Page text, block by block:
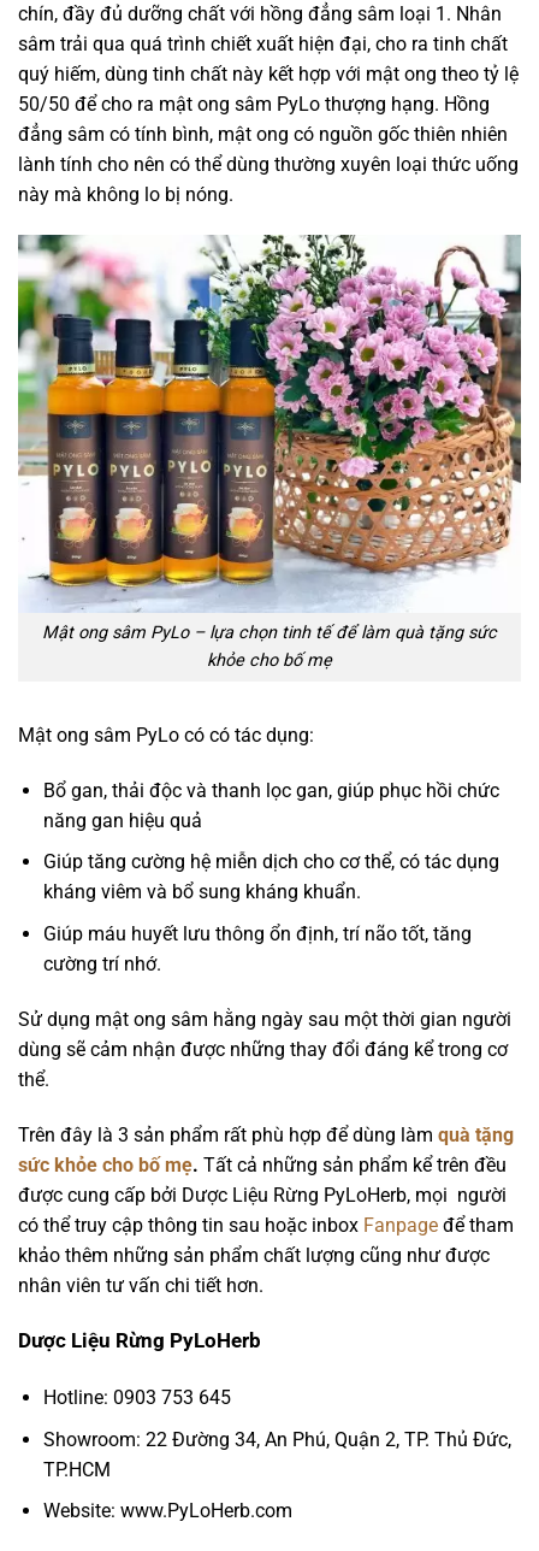
chín, đầy đủ dưỡng chất với hồng đẳng sâm loại 1. Nhân
sâm trải qua quá trình chiết xuất hiện đại, cho ra tinh chất
quý hiếm, dùng tinh chất này kết hợp với mật ong theo tỷ lệ
50/50 để cho ra mật ong sâm PyLo thượng hạng. Hồng
đẳng sâm có tính bình, mật ong có nguồn gốc thiên nhiên
lành tính cho nên có thể dùng thường xuyên loại thức uống
này mà không lo bị nóng.
Mật ong sâm PyLo – lựa chọn tinh tế để làm quà tặng sức
khỏe cho bố mẹ
Mật ong sâm PyLo có có tác dụng:
Bổ gan, thải độc và thanh lọc gan, giúp phục hồi chức
năng gan hiệu quả
Giúp tăng cường hệ miễn dịch cho cơ thể, có tác dụng
kháng viêm và bổ sung kháng khuẩn.
Giúp máu huyết lưu thông ổn định, trí não tốt, tăng
cường trí nhớ.
Sử dụng mật ong sâm hằng ngày sau một thời gian người
dùng sẽ cảm nhận được những thay đổi đáng kể trong cơ
thể.
Trên đây là 3 sản phẩm rất phù hợp để dùng làm quà tặng
sức khỏe cho bố mẹ. Tất cả những sản phẩm kể trên đều
được cung cấp bởi Dược Liệu Rừng PyLoHerb, mọi người
có thể truy cập thông tin sau hoặc inbox Fanpage để tham
khảo thêm những sản phẩm chất lượng cũng như được
nhân viên tư vấn chi tiết hơn.
Dược Liệu Rừng PyLoHerb
Hotline: 0903 753 645
Showroom: 22 Đường 34, An Phú, Quận 2, TP. Thủ Đức,
TP.HCM
Website: www.PyLoHerb.com